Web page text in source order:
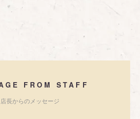
FROM STAFF
店長からのメッセージ